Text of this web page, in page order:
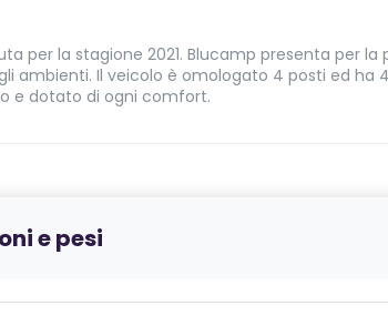
per la stagione 2021. Blucamp presenta per
ambienti. Il veicolo è omologato 4 posti ed ha
e dotato di ogni comfort.
e pesi